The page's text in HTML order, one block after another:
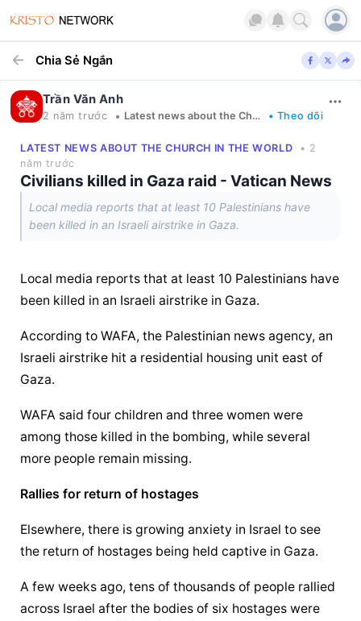
Chia Sẻ Ngắn
Trần Văn Anh
2 năm trước • Latest news about the Church in the world • Theo dõi
LATEST NEWS ABOUT THE CHURCH IN THE WORLD
• 2
năm trước
Civilians killed in Gaza raid - Vatican News
Local media reports that at least 10 Palestinians have
been killed in an Israeli airstrike in Gaza.
Local media reports that at least 10 Palestinians have
been killed in an Israeli airstrike in Gaza.
According to WAFA, the Palestinian news agency, an
Israeli airstrike hit a residential housing unit east of
Gaza.
WAFA said four children and three women were
among those killed in the bombing, while several
more people remain missing.
Rallies for return of hostages
Elsewhere, there is growing anxiety in Israel to see
the return of hostages being held captive in Gaza.
A few weeks ago, tens of thousands of people rallied
across Israel after the bodies of six hostages were